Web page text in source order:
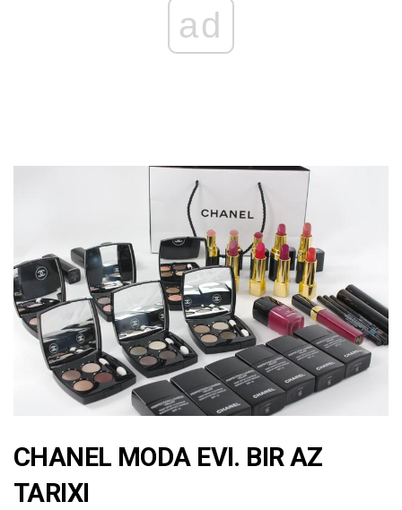
ad
CHANEL MODA EVI. BIR AZ
TARIXI